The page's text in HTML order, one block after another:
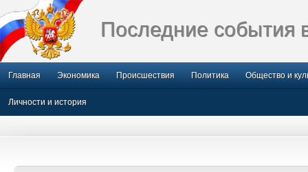
Последние события
Главная Экономика Происшествия Политика Общество и
Личности и история